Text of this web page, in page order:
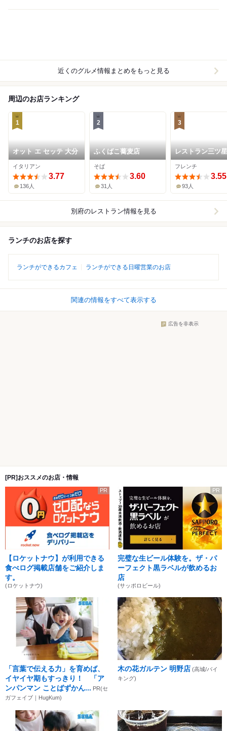
近くのグルメ情報まとめをもっと見る
周辺のお店ランキング
1
オット エ セッテ 大分
イタリアン
3.77
136人
2
ふくばこ蕎麦店
そば
3.60
31人
3
レストラン三ツ星
フレンチ
3.55
93人
別府のレストラン情報を見る
ランチのお店を探す
ランチができるカフェ ランチができる日曜営業のお店
関連の情報をすべて表示する
広告を非表示
[PR]おススメのお店・情報
PR
【ロケットナウ】が利用できる
食べログ掲載店舗をご紹介しま
す。
(ロケットナウ)
PR
完璧な生ビール体験を。ザ・パ
ーフェクト黒ラベルが飲めるお
店
(サッポロビール)
「言葉で伝える力」を育めば、
イヤイヤ期もすっきり！ 「ア
ンパンマン ことばずかん... PR(セ
ガフェイブ｜HugKum)
木の花ガルテン 明野店 (高城/バイ
キング)